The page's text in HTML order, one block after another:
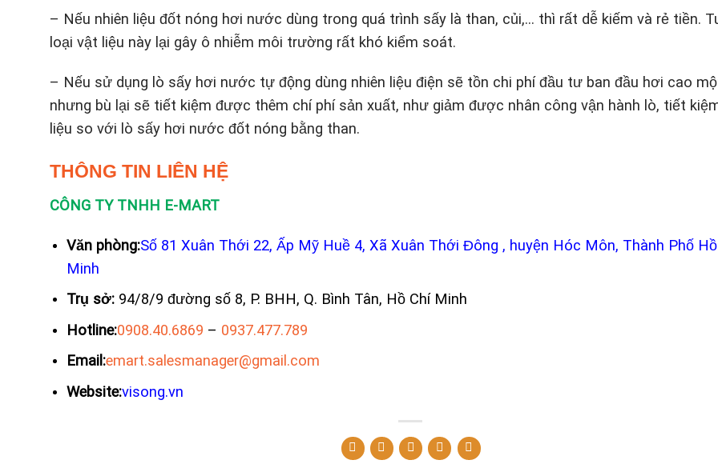
– Nếu nhiên liệu đốt nóng hơi nước dùng trong quá trình sấy là than, củi,… thì rất dễ kiếm và rẻ tiền.
loại vật liệu này lại gây ô nhiễm môi trường rất khó kiểm soát.
– Nếu sử dụng lò sấy hơi nước tự động dùng nhiên liệu điện sẽ tồn chi phí đầu tư ban đầu hơi cao
nhưng bù lại sẽ tiết kiệm được thêm chí phí sản xuất, như giảm được nhân công vận hành lò, tiết
liệu so với lò sấy hơi nước đốt nóng bằng than.
THÔNG TIN LIÊN HỆ
CÔNG TY TNHH E-MART
Văn phòng:Số 81 Xuân Thới 22, Ấp Mỹ Huề 4, Xã Xuân Thới Đông , huyện Hóc Môn, Thành Phố
Minh
Trụ sở:94/8/9 đường số 8, P. BHH, Q. Bình Tân, Hồ Chí Minh
Hotline:0908.40.6869 – 0937.477.789
Email:emart.salesmanager@gmail.com
Website:visong.vn